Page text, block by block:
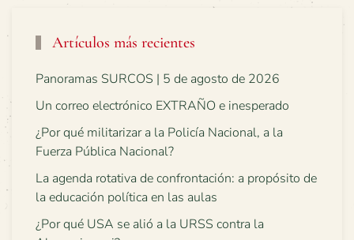
Artículos más recientes
Panoramas SURCOS | 5 de agosto de 2026
Un correo electrónico EXTRAÑO e inesperado
¿Por qué militarizar a la Policía Nacional, a la
Fuerza Pública Nacional?
La agenda rotativa de confrontación: a propósito de
la educación política en las aulas
¿Por qué USA se alió a la URSS contra la